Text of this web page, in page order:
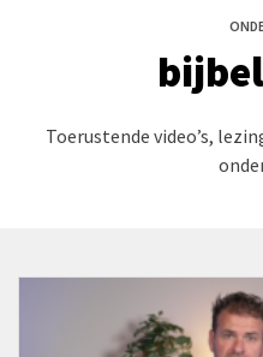
Toerustende video’s,